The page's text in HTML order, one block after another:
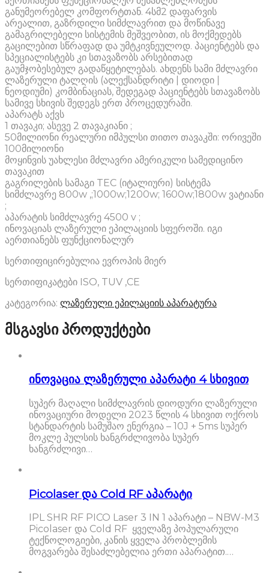
განუმეორებელ კომფორტთან. 4სმ2 დაფარვის
არეალით, გაზრდილი სიმძლავრით და მოწინავე
გამაგრილებელი სისტემის მეშვეობით, ის მოქმედებს
გაცილებით სწრაფად და უმტკივნეულოდ. პაციენტებს და
სპეციალისტებს კი სთავაზობს არსებითად
გაუმჯობესებულ გადაწყეტილებას. ახდენს სამი მძლავრი
ლაზერული ტალღის (ალექსანდრიტი | დიოდი |
ნეოდიუმი) კომბინაციას, შედეგად პაციენტებს სთავაზობს
სამივე სხივის შედეგს ერთ პროცედურაში.
აპარატს აქვს
1 თავაკი; ასევე 2 თავაკიანი ;
50მილიონი რეალური იმპულსი თითო თავაკში: ორივეში
100მილიონი
მოყინვის უახლესი მძლავრი ამერიკული სამედიცინო
თავაკით
გაგრილების სამაგი TEC (იტალიური) სისტემა
სიმძლავრე 800w ,;1000w;1200w; 1600w;1800w ვატიანი
;
აპარატის სიმძლავრე 4500 v ;
ინოვაციას ლაზერული ეპილაციის სფეროში. იგი
აერთიანებს ფუნქციონალურ
სერთიფიცირებულია ევროპის მიერ
სერთიფიკატები ISO, TUV ,CE
კატეგორია: ლაზერული ეპილაციის აპარატურა
მსგავსი პროდუქტები
ინოვაცია ლაზერული აპარატი 4 სხივით
სუპერ მაღალი სიმძლავრის დიოდური ლაზერული
ინოვაციური მოდელი 2023 წლის 4 სხივით ოქროს
სტანდარტის სამუშაო ენერგია – 10J + 5ms სუპერ
მოკლე პულსის ხანგრძლივობა სუპერ
ხანგრძლივი…
Picolaser და Cold RF აპარატი
IPL SHR RF PICO Laser 3 IN 1 აპარატი – NBW-M3
Picolaser და Cold RF ყველაზე პოპულარული
ტექნოლოგიები, კანის ყველა პრობლემის
მოგვარება შესაძლებელია ერთი აპარატით.…